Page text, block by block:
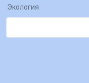
Экология